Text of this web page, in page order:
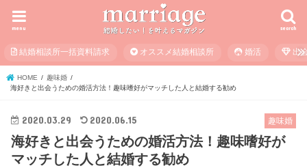
search
menu
結婚相談所一括資料請求 オススメ結婚相談所 婚活 出
HOME
趣味婚
海好きと出会うための婚活方法！趣味嗜好がマッチした人と結婚する勧め
趣味婚
2020.03.29 2020.06.15
海好きと出会うための婚活方法！趣味嗜好が
マッチした人と結婚する勧め